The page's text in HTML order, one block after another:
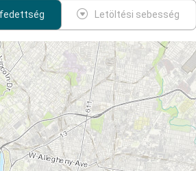
Letöltési sebesség